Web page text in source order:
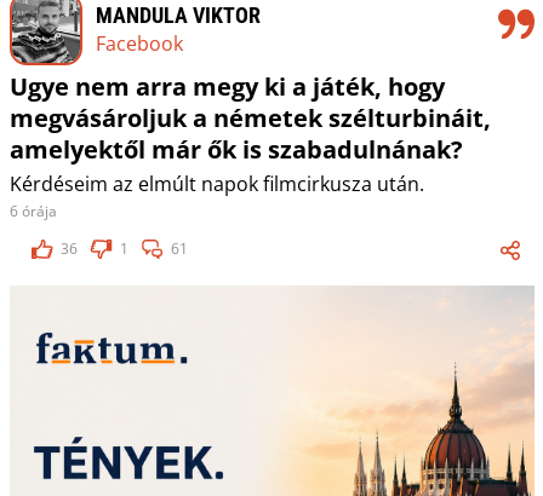
MANDULA VIKTOR
Facebook
Ugye nem arra megy ki a játék, hogy
megvásároljuk a németek szélturbináit,
amelyektől már ők is szabadulnának?
Kérdéseim az elmúlt napok filmcirkusza után.
6 órája
36
1 61